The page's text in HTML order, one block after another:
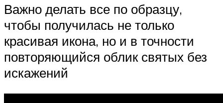
Важно делать все по образцу,
чтобы получилась не только
красивая икона, но и в точности
повторяющийся облик святых без
искажений